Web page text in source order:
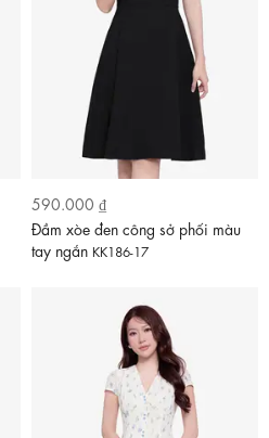
590.000 ₫
Đầm xòe đen công sở phối màu
tay ngắn KK186-17